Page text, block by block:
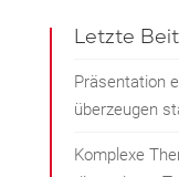
Letzte
Präsentation
überzeugen
Komplexe